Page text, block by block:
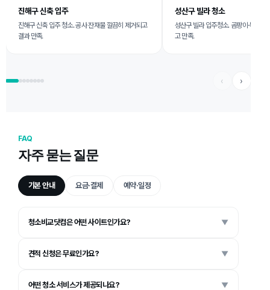
진해구 신축 입주
진해구 신축 입주 청소. 공사 잔재물 깔끔히 제거되고
결과 만족.
성산구 빌라 청소
성산구 빌라 입주청소. 곰팡이·녹까지
고 만족.
‹ ›
FAQ
자주 묻는 질문
기본 안내 요금·결제 예약·일정
청소비교닷컴은 어떤 사이트인가요? ▼
견적 신청은 무료인가요? ▼
어떤 청소 서비스가 제공되나요? ▼